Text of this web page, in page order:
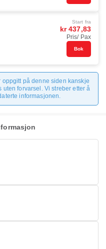
Start fra
kr 437,83
Pris/ Pax
Bok
på denne siden kanskje
forvarsel. Vi streber etter å
informasjonen.